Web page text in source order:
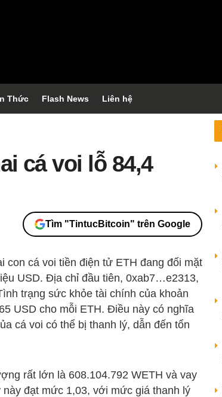
Thức Flash News Liên hệ
cá voi lỗ 84,4
Tìm "TintucBitcoin" trên Google
con cá voi tiền điện tử ETH đang đối mặt
USD. Địa chỉ đầu tiên, 0xab7…e2313,
trạng sức khỏe tài chính của khoản
USD cho mỗi ETH. Điều này có nghĩa
cá voi có thể bị thanh lý, dẫn đến tổn
rất lớn là 608.104.792 WETH và vay
đạt mức 1,03, với mức giá thanh lý